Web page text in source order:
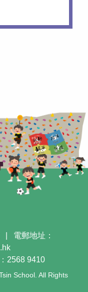
電郵地址：
2568 9410
School. All Rights